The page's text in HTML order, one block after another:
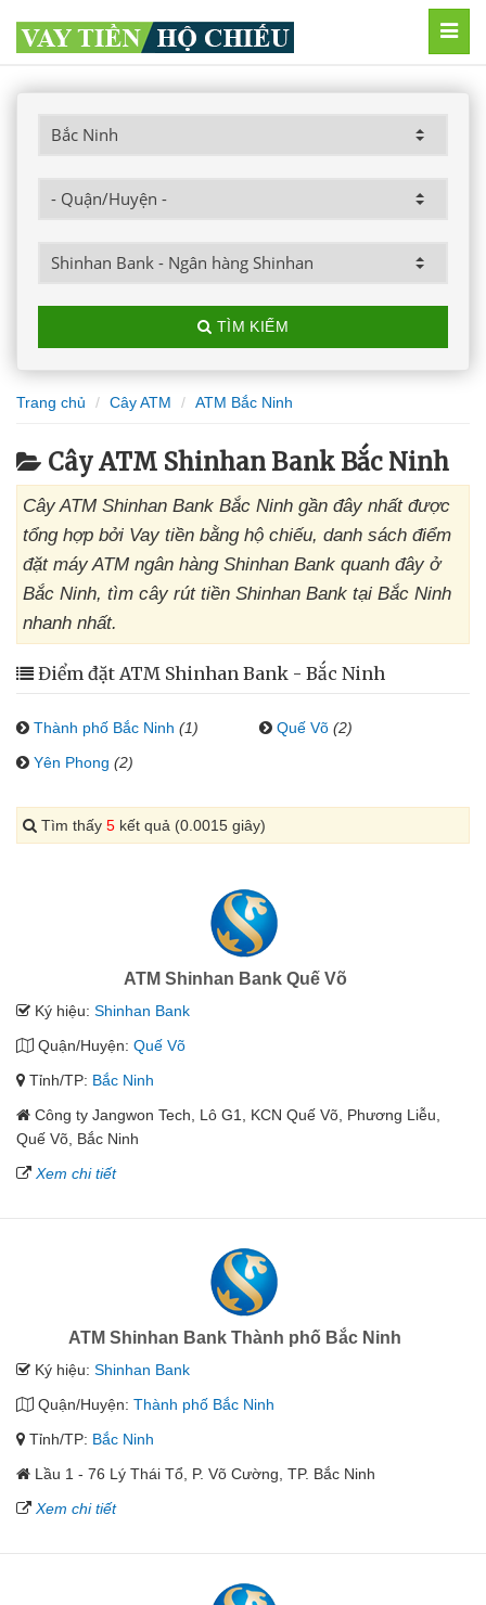
TÌM KIẾM
Trang chủ Cây ATM ATM Bắc Ninh
Cây ATM Shinhan Bank Bắc Ninh
Cây ATM Shinhan Bank Bắc Ninh gần đây nhất được
tổng hợp bởi Vay tiền bằng hộ chiếu, danh sách điểm
đặt máy ATM ngân hàng Shinhan Bank quanh đây ở
Bắc Ninh, tìm cây rút tiền Shinhan Bank tại Bắc Ninh
nhanh nhất.
Điểm đặt ATM Shinhan Bank - Bắc Ninh
Thành phố Bắc Ninh (1) Quế Võ (2)
Yên Phong (2)
Tìm thấy 5 kết quả (0.0015 giây)
ATM Shinhan Bank Quế Võ
Ký hiệu: Shinhan Bank
Quận/Huyện: Quế Võ
Tỉnh/TP: Bắc Ninh
Công ty Jangwon Tech, Lô G1, KCN Quế Võ, Phương Liễu,
Quế Võ, Bắc Ninh
Xem chi tiết
ATM Shinhan Bank Thành phố Bắc Ninh
Ký hiệu: Shinhan Bank
Quận/Huyện: Thành phố Bắc Ninh
Tỉnh/TP: Bắc Ninh
Lầu 1 - 76 Lý Thái Tổ, P. Võ Cường, TP. Bắc Ninh
Xem chi tiết